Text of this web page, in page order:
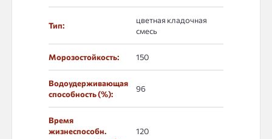
Тип:
цветная кладочная
смесь
Морозостойкость: 150
Водоудерживающая
способность (%):
96
Время
жизнеспособн.
120